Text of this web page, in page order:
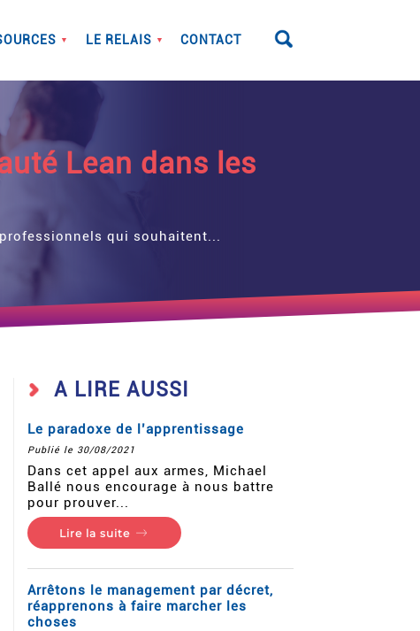
▼ LE RELAIS ▼ CONTACT
Lean dans les
qui souhaitent...
A LIRE AUSSI
Le paradoxe de l’apprentissage
Publié le 30/08/2021
Dans cet appel aux armes, Michael
Ballé nous encourage à nous battre
pour prouver...
Lire la suite
Arrêtons le management par décret,
réapprenons à faire marcher les
choses